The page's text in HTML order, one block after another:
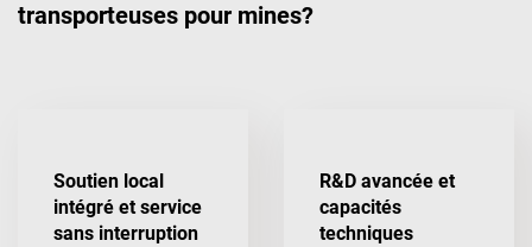
transporteuses pour mines?
Soutien local
intégré et service
sans interruption
R&D avancée et
capacités
techniques